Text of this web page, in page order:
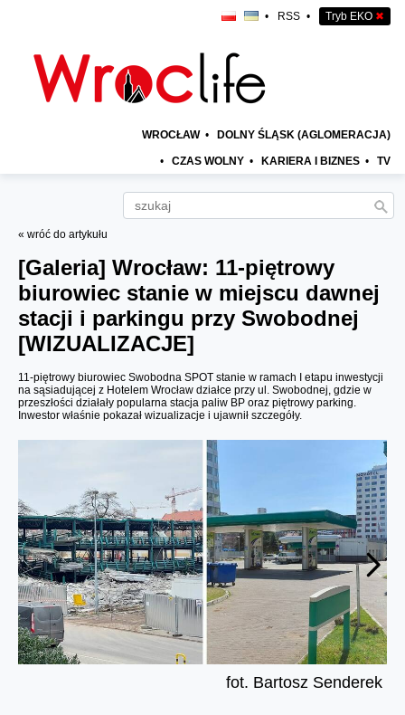
• RSS • Tryb EKO ✖
WROCŁAW • DOLNY ŚLĄSK (AGLOMERACJA)
• CZAS WOLNY • KARIERA I BIZNES • TV
« wróć do artykułu
[Galeria] Wrocław: 11-piętrowy
biurowiec stanie w miejscu dawnej
stacji i parkingu przy Swobodnej
[WIZUALIZACJE]
11-piętrowy biurowiec Swobodna SPOT stanie w ramach I etapu inwestycji
na sąsiadującej z Hotelem Wrocław działce przy ul. Swobodnej, gdzie w
przeszłości działały popularna stacja paliw BP oraz piętrowy parking.
Inwestor właśnie pokazał wizualizacje i ujawnił szczegóły.
fot. Bartosz Senderek